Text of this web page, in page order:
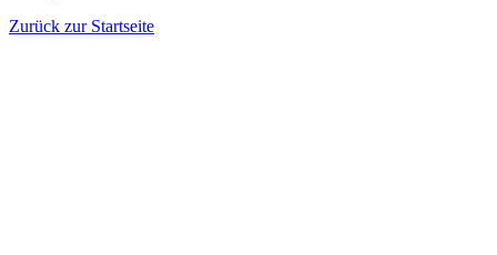
Zurück zur Startseite